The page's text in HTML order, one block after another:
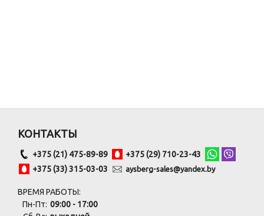
КОНТАКТЫ
+375 (21) 475-89-89
+375 (29) 710-23-43
+375 (33) 315-03-03
aysberg-sales@yandex.by
ВРЕМЯ РАБОТЫ:
Пн-Пт: 09:00 - 17:00